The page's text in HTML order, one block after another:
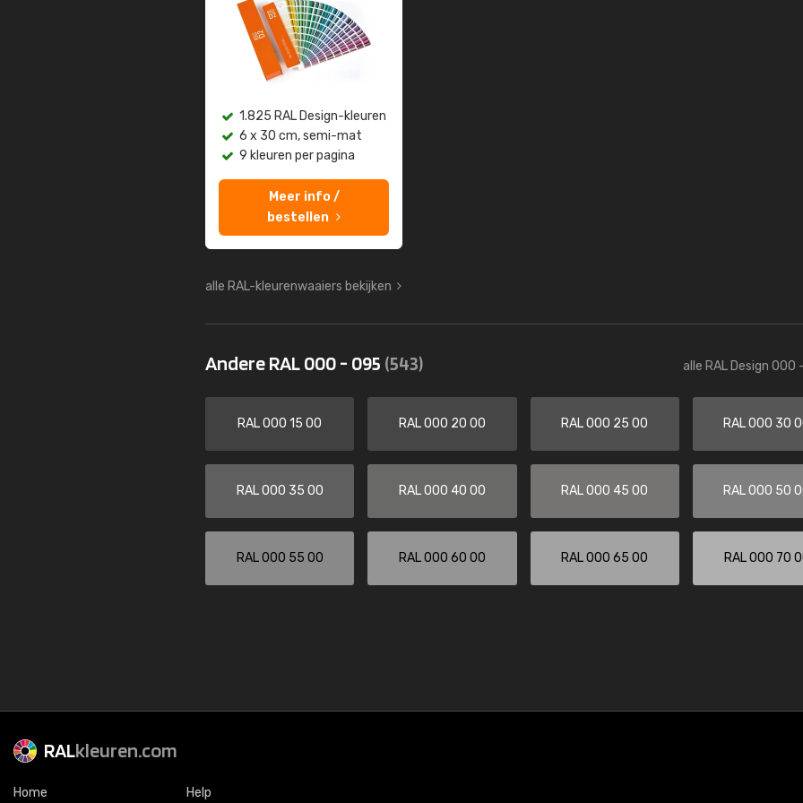
1.825 RAL Design-kleuren
6 x 30 cm, semi-mat
9 kleuren per pagina
Meer info /
bestellen
alle RAL-kleurenwaaiers bekijken
Andere RAL 000 - 095 (543) alle RAL Design 000
RAL 000 15 00 RAL 000 20 00 RAL 000 25 00 RAL 000 30
RAL 000 35 00 RAL 000 40 00 RAL 000 45 00 RAL 000 50
RAL 000 55 00 RAL 000 60 00 RAL 000 65 00 RAL 000 70
RALkleuren.com
Home Help